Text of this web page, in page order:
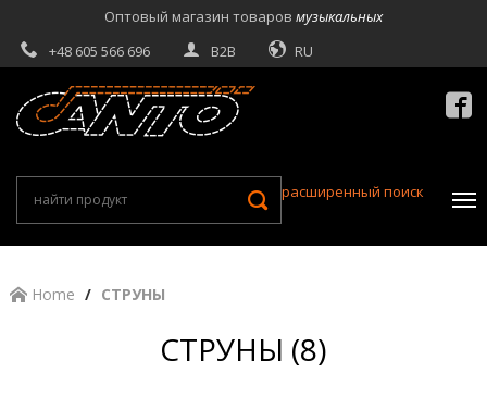
Оптовый магазин товаров музыкальных
+48 605 566 696
B2B RU
расширенный поиск
Home СТРУНЫ
СТРУНЫ (8)
